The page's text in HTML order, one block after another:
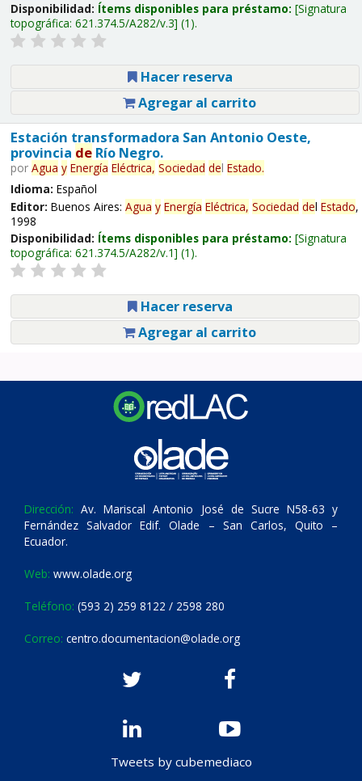
Disponibilidad: Ítems disponibles para préstamo: Signatura
topográfica: 621.374.5/A282/v.3 (1).
Hacer reserva
Agregar al carrito
Estación transformadora San Antonio Oeste,
provincia deRío Negro.
por Agua y Energía Eléctrica, Sociedad del Estado.
Idioma: Español
Editor: Buenos Aires: Agua y Energía Eléctrica, Sociedad del Estado,
1998
Disponibilidad: Ítems disponibles para préstamo: Signatura
topográfica: 621.374.5/A282/v.1 (1).
Hacer reserva
Agregar al carrito
Dirección: Av. Mariscal Antonio José de Sucre N58-63 y
Fernández Salvador Edif. Olade – San Carlos, Quito –
Ecuador.
Web: www.olade.org
Teléfono: (593 2) 259 8122 / 2598 280
Correo: centro.documentacion@olade.org
Tweets by cubemediaco